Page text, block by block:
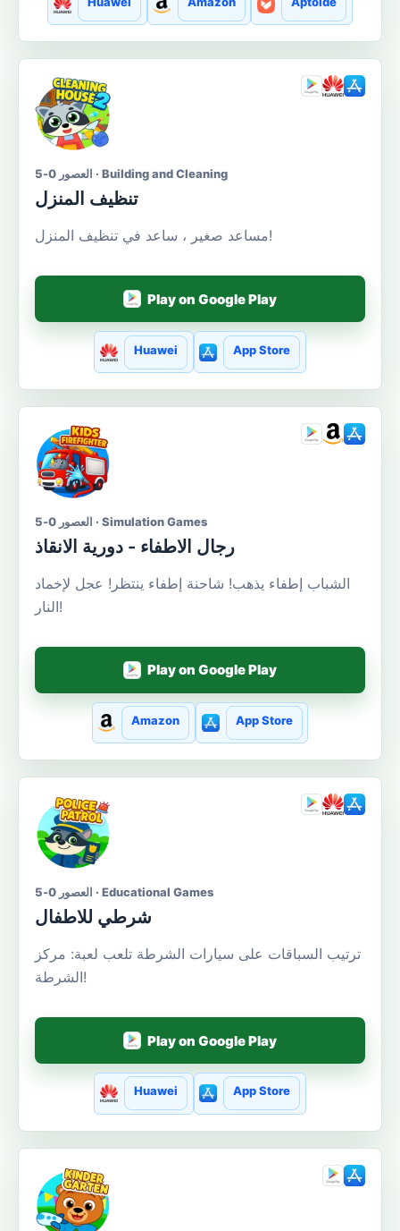
العصور 0-5 · Building and Cleaning
تنظيف المنزل
مساعد صغير ، ساعد في تنظيف المنزل!
Play on Google Play
Huawei App Store
العصور 0-5 · Simulation Games
رجال الاطفاء - دورية الانقاذ
الشباب إطفاء يذهب! شاحنة إطفاء ينتظر! عجل لإخماد
النار!
Play on Google Play
Amazon App Store
العصور 0-5 · Educational Games
شرطي للاطفال
ترتيب السباقات على سيارات الشرطة تلعب لعبة: مركز
الشرطة!
Play on Google Play
Huawei App Store